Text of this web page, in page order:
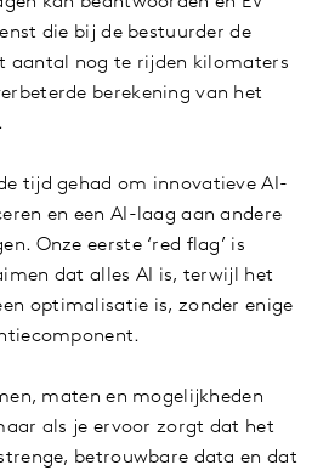
die bij de bestuurder de
aantal nog te rijden kilomaters
berekening van het
tijd gehad om innovatieve AI-
en een AI-laag aan andere
Onze eerste ‘red flag’ is
dat alles AI is, terwijl het
optimalisatie is, zonder enige
maten en mogelijkheden
als je ervoor zorgt dat het
betrouwbare data en dat